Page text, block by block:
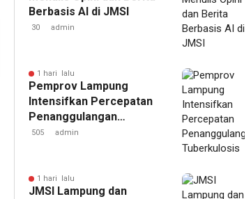
Berbasis AI di JMSI
30 admin
1 hari lalu
Pemprov Lampung
Intensifkan Percepatan
Penanggulangan
Tuberkulosis
505 admin
1 hari lalu
JMSI Lampung dan